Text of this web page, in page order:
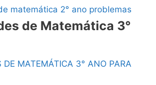
matemática 2° ano problemas
de Matemática 3°
DE MATEMÁTICA 3° ANO PARA